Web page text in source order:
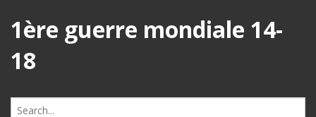
1ère guerre mondiale 14-
18
Search